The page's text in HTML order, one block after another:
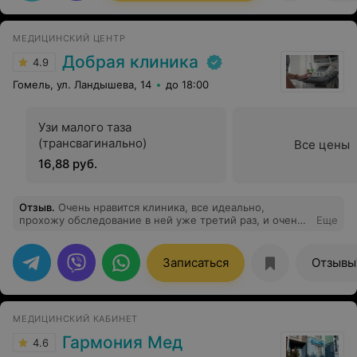
МЕДИЦИНСКИЙ ЦЕНТР
4.9 Добрая клиника
Гомель, ул. Ландышева, 14 до 18:00
Узи малого таза
(трансвагинально)
16,88 руб.
Все цены
Отзыв. Очень нравится клиника, все идеально,
прохожу обследование в ней уже третий раз, и очень
Еще
Записаться Отзывы
МЕДИЦИНСКИЙ КАБИНЕТ
4.6 Гармония Мед